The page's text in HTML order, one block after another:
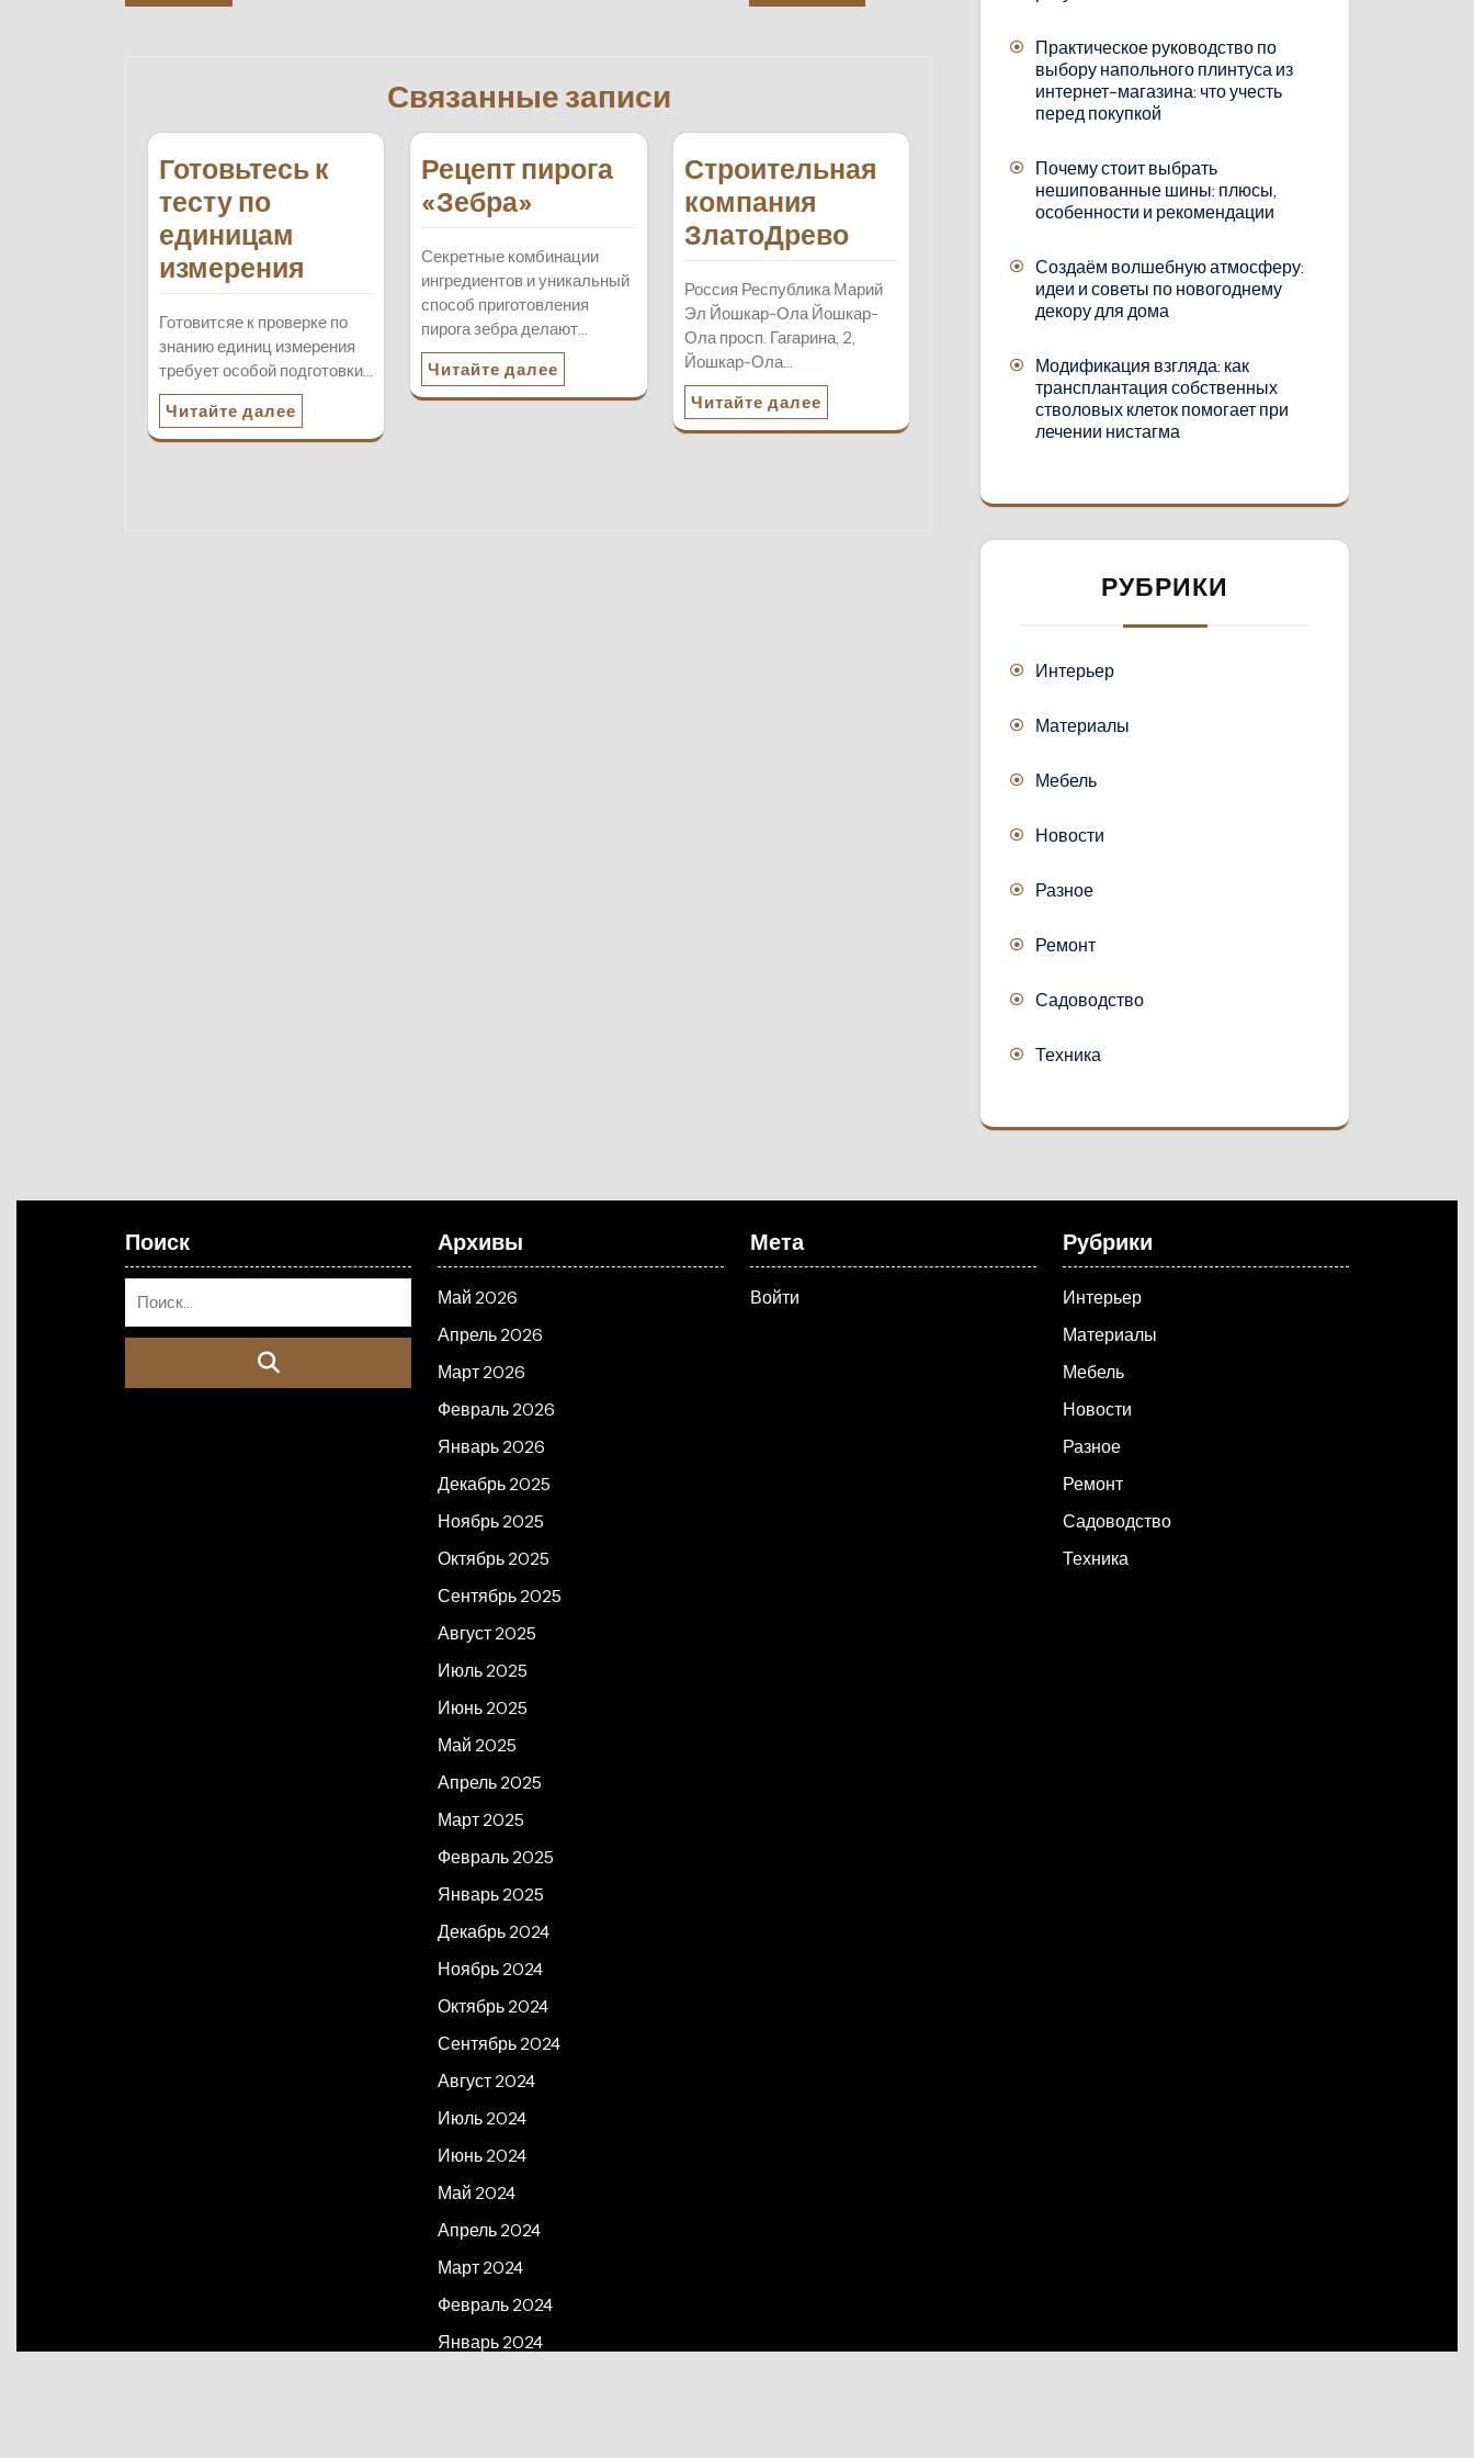
Связанные записи
Готовьтесь к
тесту по
единицам
измерения
Готовитсяе к проверке по
знанию единиц измерения
требует особой подготовки…
Читайте далее
Рецепт пирога
«Зебра»
Секретные комбинации
ингредиентов и уникальный
способ приготовления
пирога зебра делают…
Читайте далее
Строительная
компания
ЗлатоДрево
Россия Республика Марий
Эл Йошкар-Ола Йошкар-
Ола просп. Гагарина, 2,
Йошкар-Ола…
Читайте далее
Практическое руководство по
выбору напольного плинтуса из
интернет-магазина: что учесть
перед покупкой
Почему стоит выбрать
нешипованные шины: плюсы,
особенности и рекомендации
Создаём волшебную атмосферу:
идеи и советы по новогоднему
декору для дома
Модификация взгляда: как
трансплантация собственных
стволовых клеток помогает при
лечении нистагма
РУБРИКИ
Интерьер
Материалы
Мебель
Новости
Разное
Ремонт
Садоводство
Техника
Поиск Архивы
Май 2026
Апрель 2026
Март 2026
Февраль 2026
Январь 2026
Декабрь 2025
Ноябрь 2025
Октябрь 2025
Сентябрь 2025
Август 2025
Июль 2025
Июнь 2025
Май 2025
Апрель 2025
Март 2025
Февраль 2025
Январь 2025
Декабрь 2024
Ноябрь 2024
Октябрь 2024
Сентябрь 2024
Август 2024
Июль 2024
Июнь 2024
Май 2024
Апрель 2024
Март 2024
Февраль 2024
Январь 2024
Мета
Войти
Рубрики
Интерьер
Материалы
Мебель
Новости
Разное
Ремонт
Садоводство
Техника